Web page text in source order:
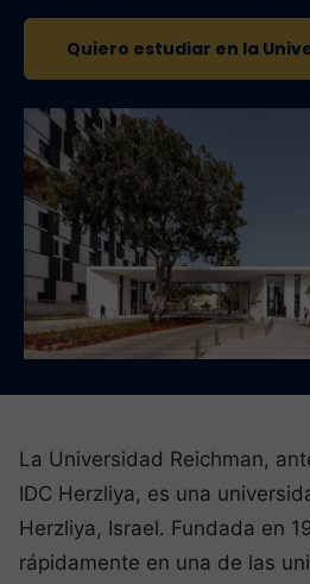
Quiero estudiar en la
La Universidad Reichman,
IDC Herzliya, es una
Herzliya, Israel. Fundada en
rápidamente en una de las